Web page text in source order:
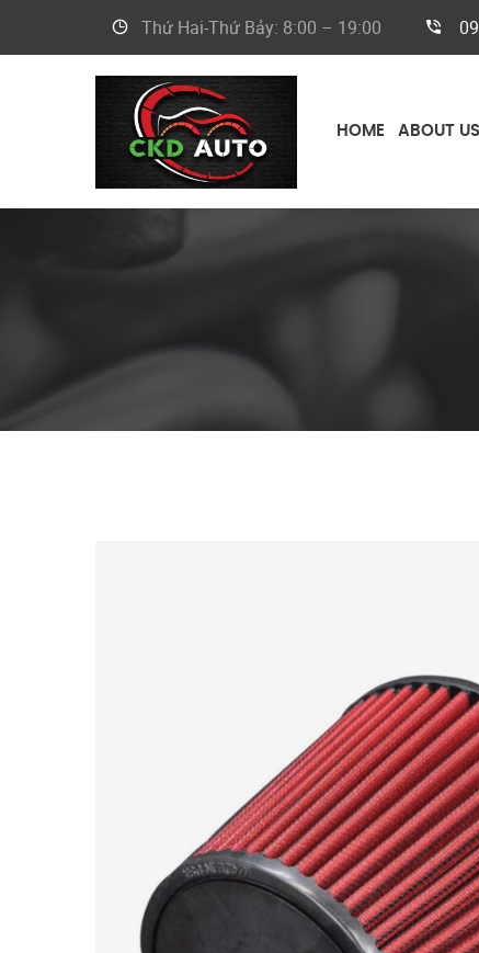
Thứ Hai-Thứ Bảy: 8:00 – 19:00
HOME ABOUT US